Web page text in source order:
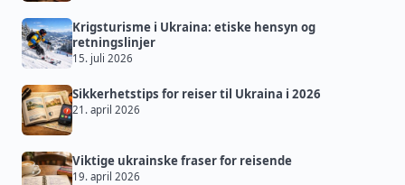
Krigsturisme i Ukraina: etiske hensyn og
retningslinjer
15. juli 2026
Sikkerhetstips for reiser til Ukraina i 2026
21. april 2026
Viktige ukrainske fraser for reisende
19. april 2026